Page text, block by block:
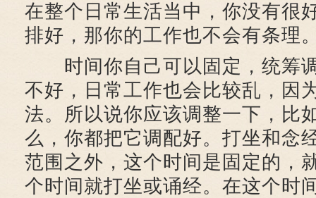
在整个日常生活当中，你没有很
排好，那你的工作也不会有条理
时间你自己可以固定，统筹
不好，日常工作也会比较乱，因
法。所以说你应该调整一下，比
么，你都把它调配好。打坐和念
范围之外，这个时间是固定的，
个时间就打坐或诵经。在这个时